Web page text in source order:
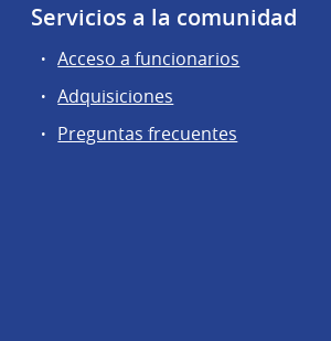
Servicios a la comunidad
Acceso a funcionarios
Adquisiciones
Preguntas frecuentes